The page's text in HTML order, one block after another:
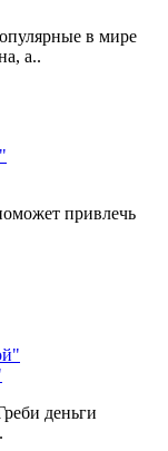
в мире
а..
привлечь
деньги